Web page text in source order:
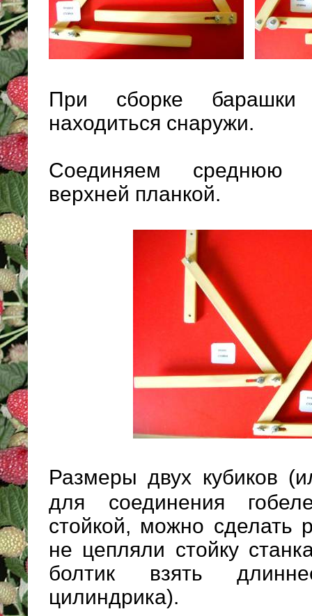
При сборке барашки
находиться снаружи.
Соединяем среднюю
верхней планкой.
Размеры двух кубиков
для соединения
стойкой, можно сделать
не цепляли стойку
болтик взять
цилиндрика).